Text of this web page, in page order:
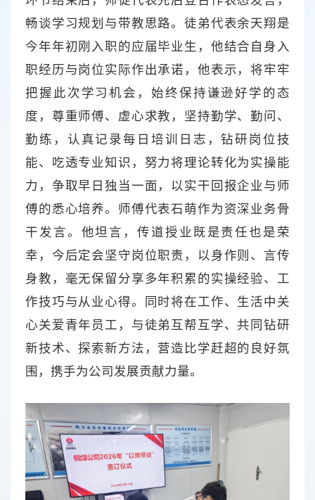
畅谈学习规划与带教思路。徒弟代表余天翔是
今年年初刚入职的应届毕业生，他结合自身入
职经历与岗位实际作出承诺，他表示，将牢牢
把握此次学习机会，始终保持谦逊好学的态
度，尊重师傅、虚心求教，坚持勤学、勤问、
勤练，认真记录每日培训日志，钻研岗位技
能、吃透专业知识，努力将理论转化为实操能
力，争取早日独当一面，以实干回报企业与师
傅的悉心培养。师傅代表石萌作为资深业务骨
干发言。他坦言，传道授业既是责任也是荣
幸，今后定会坚守岗位职责，以身作则、言传
身教，毫无保留分享多年积累的实操经验、工
作技巧与从业心得。同时将在工作、生活中关
心关爱青年员工，与徒弟互帮互学、共同钻研
新技术、探索新方法，营造比学赶超的良好氛
围，携手为公司发展贡献力量。